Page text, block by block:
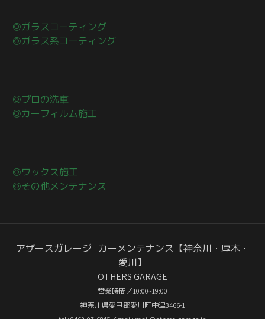
◎ガラスコーティング
◎ガラス系コーティング
◎プロの洗車
◎カーフィルム施工
◎ワックス施工
◎その他メンテナンス
アザースガレージ - カーメンテナンス【神奈川・厚木・
愛川】
OTHERS GARAGE
営業時間／10:00~19:00
神奈川県愛甲郡愛川町中津3466-1